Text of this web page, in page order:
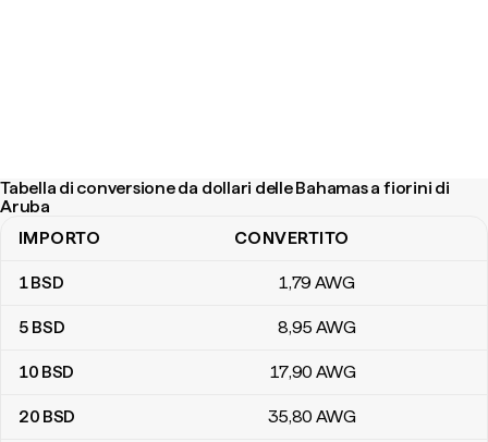
Tabella di conversione da dollari delle Bahamas a fiorini di
Aruba
Tabella di conversione da dollari delle Bahamas a fiorini di Aruba
IMPORTO CONVERTITO
1BSD 1,79 AWG
5 BSD 8,95 AWG
10 BSD 17,90 AWG
20 BSD 35,80 AWG